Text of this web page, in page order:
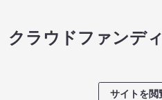
クラウドファンデ
サイトを閲